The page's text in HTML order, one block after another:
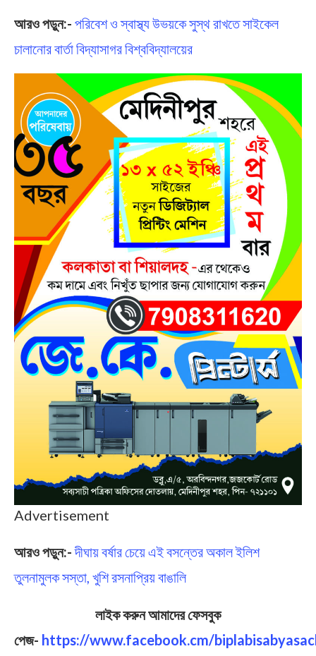
আরও পড়ুন:- পরিবেশ ও স্বাস্থ্য উভয়কে সুস্থ রাখতে সাইকেল
চালানোর বার্তা বিদ্যাসাগর বিশ্ববিদ্যালয়ের
Advertisement
আরও পড়ুন:- দীঘায় বর্ষার চেয়ে এই বসন্তের অকাল ইলিশ
তুলনামুলক সস্তা, খুশি রসনাপ্রিয় বাঙালি
লাইক করুন আমাদের ফেসবুক
পেজ- https://www.facebook.cm/